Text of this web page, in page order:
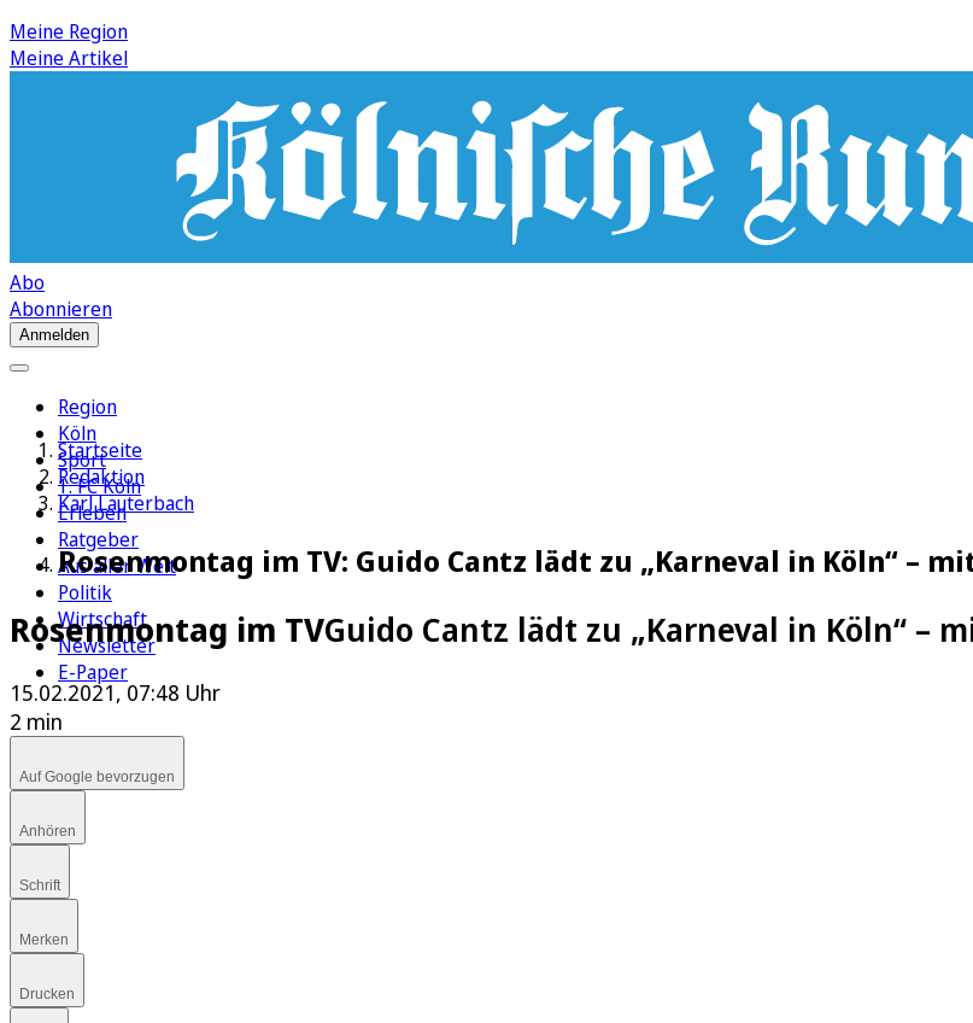
Meine Region
Meine Artikel
Abo
Abonnieren
Anmelden
Region
Köln
Sport
1. FC Köln
Erleben
Ratgeber
Aus aller Welt
Politik
Wirtschaft
Newsletter
E-Paper
Startseite
Redaktion
Karl Lauterbach
Rosenmontag im TV: Guido Cantz lädt zu „Karneval in Köln“ –
Rosenmontag im TVGuido Cantz lädt zu „Karneval in Köln“ –
15.02.2021, 07:48 Uhr
2 min
Auf Google bevorzugen
Anhören
Schrift
Merken
Drucken